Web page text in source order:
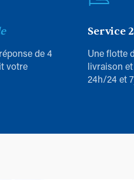
de 4
votre
Service
Une flotte
livraison
24h/24 et